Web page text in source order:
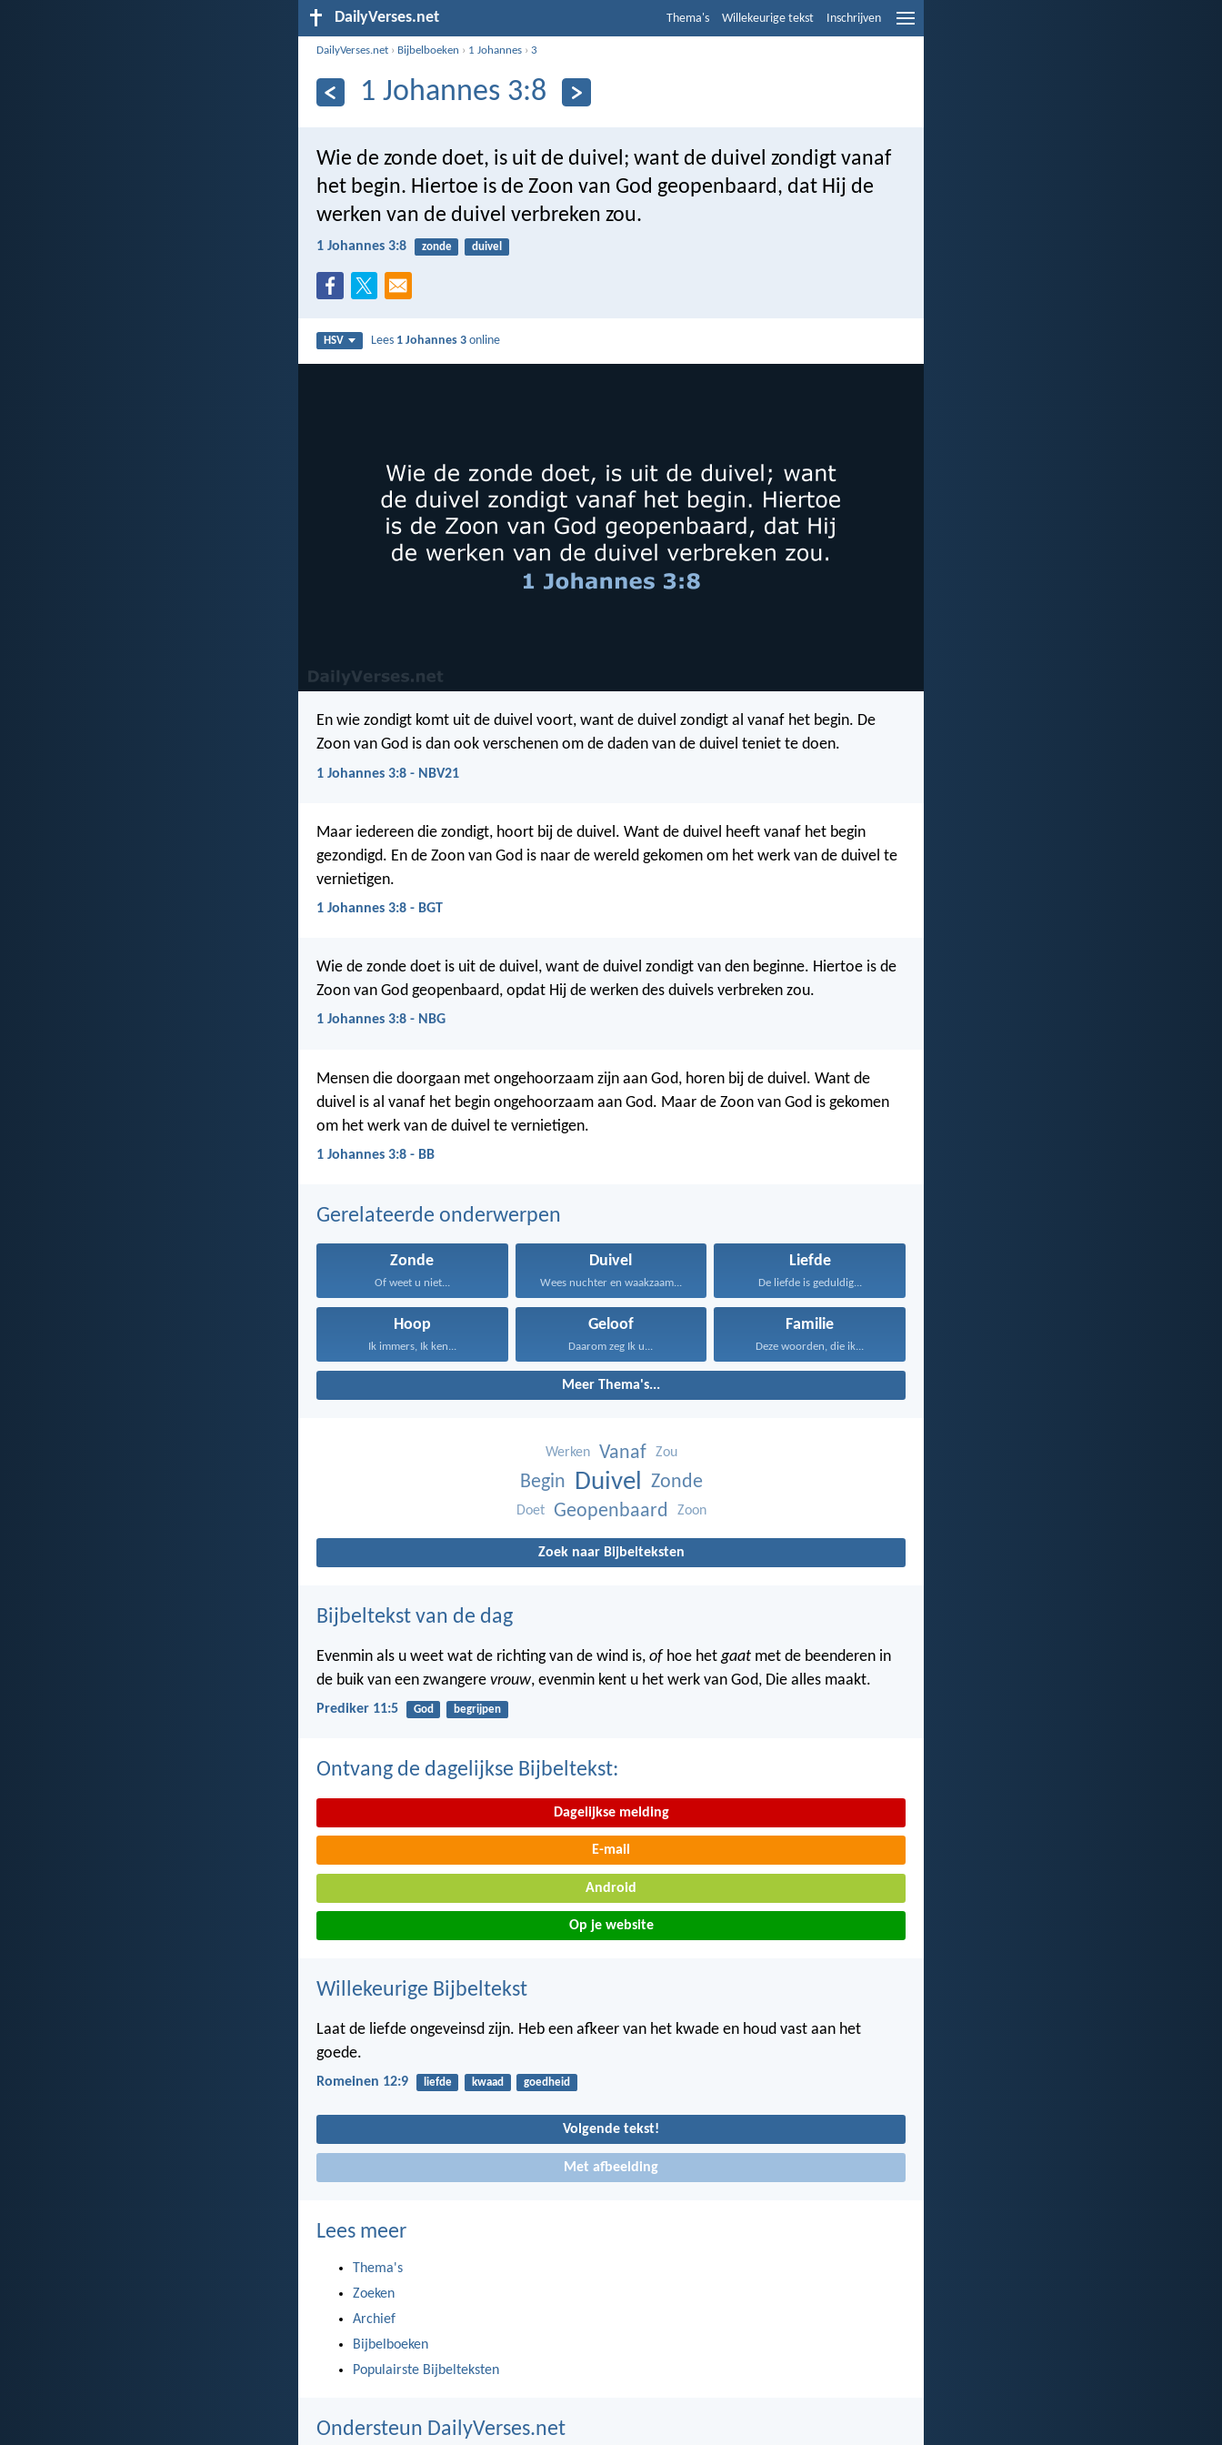
DailyVerses.net Thema's Willekeurige tekst Inschrijven
DailyVerses.net › Bijbelboeken › 1 Johannes ›3
1 Johannes 3:8
Wie de zonde doet, is uit de duivel; want de duivel zondigt vanaf
het begin. Hiertoe is de Zoon van God geopenbaard, dat Hij de
werken van de duivel verbreken zou.
1 Johannes 3:8 zonde duivel
HSV Lees 1 Johannes 3 online
En wie zondigt komt uit de duivel voort, want de duivel zondigt al vanaf het begin. De
Zoon van God is dan ook verschenen om de daden van de duivel teniet te doen.
1 Johannes 3:8 - NBV21
Maar iedereen die zondigt, hoort bij de duivel. Want de duivel heeft vanaf het begin
gezondigd. En de Zoon van God is naar de wereld gekomen om het werk van de duivel te
vernietigen.
1 Johannes 3:8 - BGT
Wie de zonde doet is uit de duivel, want de duivel zondigt van den beginne. Hiertoe is de
Zoon van God geopenbaard, opdat Hij de werken des duivels verbreken zou.
1 Johannes 3:8 - NBG
Mensen die doorgaan met ongehoorzaam zijn aan God, horen bij de duivel. Want de
duivel is al vanaf het begin ongehoorzaam aan God. Maar de Zoon van God is gekomen
om het werk van de duivel te vernietigen.
1 Johannes 3:8 - BB
Gerelateerde onderwerpen
Zonde
Of weet u niet...
Duivel
Wees nuchter en waakzaam...
Liefde
De liefde is geduldig...
Hoop
Ik immers, Ik ken...
Geloof
Daarom zeg Ik u...
Familie
Deze woorden, die ik...
Meer Thema's...
Werken Vanaf Zou
Begin Duivel Zonde
Doet Geopenbaard Zoon
Zoek naar Bijbelteksten
Bijbeltekst van de dag
Evenmin als u weet wat de richting van de wind is, of hoe het gaat met de beenderen in
de buik van een zwangere vrouw, evenmin kent u het werk van God, Die alles maakt.
Prediker 11:5 God begrijpen
Ontvang de dagelijkse Bijbeltekst:
Dagelijkse melding
E-mail
Android
Op je website
Willekeurige Bijbeltekst
Laat de liefde ongeveinsd zijn. Heb een afkeer van het kwade en houd vast aan het
goede.
Romeinen 12:9 liefde kwaad goedheid
Volgende tekst!
Met afbeelding
Lees meer
Thema's
Zoeken
Archief
Bijbelboeken
Populairste Bijbelteksten
Ondersteun DailyVerses.net